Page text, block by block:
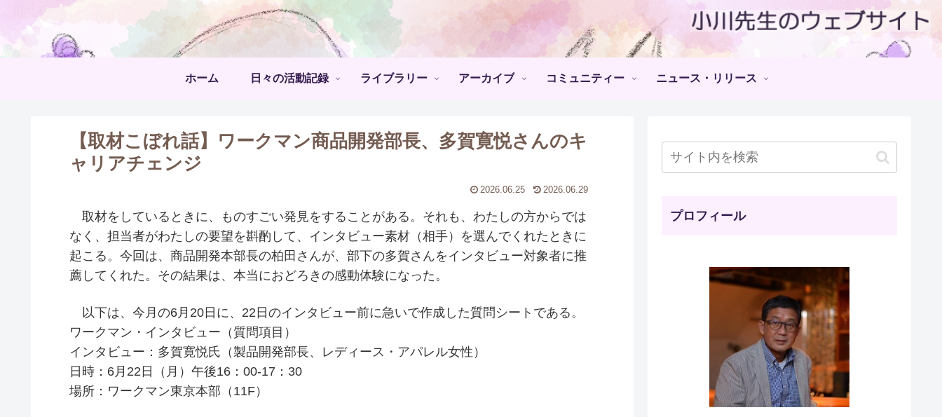
ホーム 日々の活動記録 ライブラリー アーカイブ コミュニティー ニュース・リリース
【取材こぼれ話】ワークマン商品開発部長、多賀寛悦さんのキ
ャリアチェンジ
2026.06.25 2026.06.29
取材をしているときに、ものすごい発見をすることがある。それも、わたしの方からでは
なく、担当者がわたしの要望を斟酌して、インタビュー素材（相手）を選んでくれたときに
起こる。今回は、商品開発本部長の柏田さんが、部下の多賀さんをインタビュー対象者に推
薦してくれた。その結果は、本当におどろきの感動体験になった。
以下は、今月の6月20日に、22日のインタビュー前に急いで作成した質問シートである。
ワークマン・インタビュー（質問項目）
インタビュー：多賀寛悦氏（製品開発部長、レディース・アパレル女性）
日時：6月22日（月）午後16：00-17：30
場所：ワークマン東京本部（11F）
プロフィール